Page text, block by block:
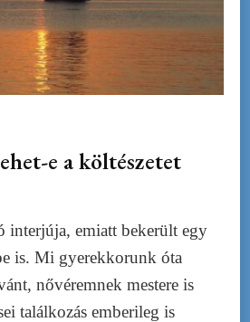
e a költészetet
interjúja, emiatt bekerült egy
is. Mi gyerekkorunk óta
nővéremnek mestere is
találkozás emberileg is